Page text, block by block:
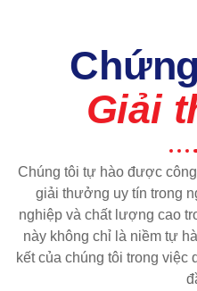
Giải
Chúng tôi tự hào được
giải thưởng uy tín trong
nghiệp và chất lượng cao
này không chỉ là niềm tự
kết của chúng tôi trong việc